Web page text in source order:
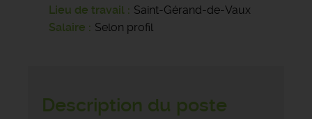
Lieu de travail
Saint-Gérand-de-Vaux
Salaire
Selon profil
Description du poste